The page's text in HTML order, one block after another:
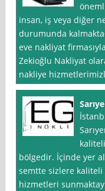
insan, iş veya diğer
durumunda
eve nakliyat
Zekioğlu Nakliyat
nakliye
bölgedir. İçinde yer
semtte sizlere
hizmetleri